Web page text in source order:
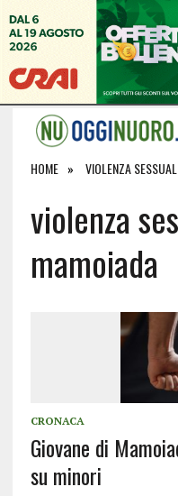
HOME VIOLENZA
violenza
mamoiada
CRONACA
Giovane di
su minori